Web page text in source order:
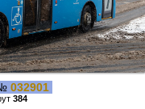
032901
384